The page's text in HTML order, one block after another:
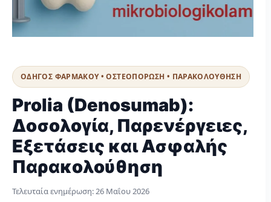
ΟΔΗΓΟΣ ΦΑΡΜΑΚΟΥ • ΟΣΤΕΟΠΟΡΩΣΗ • ΠΑΡΑΚΟΛΟΥΘΗΣΗ
Prolia (Denosumab):
Δοσολογία, Παρενέργειες,
Εξετάσεις και Ασφαλής
Παρακολούθηση
Τελευταία ενημέρωση:26 Μαΐου 2026